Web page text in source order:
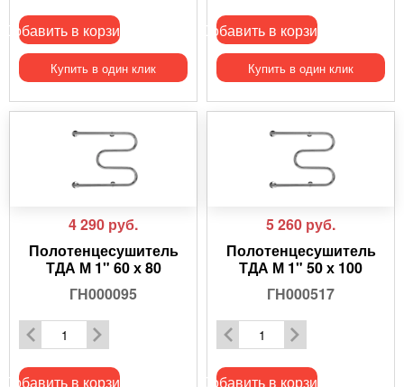
Добавить в корзину
Купить в один клик
Добавить в корзину
Купить в один клик
4 290 руб.
Полотенцесушитель
ТДА М 1" 60 х 80
ГН000095
Добавить в корзину
5 260 руб.
Полотенцесушитель
ТДА М 1" 50 х 100
ГН000517
Добавить в корзину